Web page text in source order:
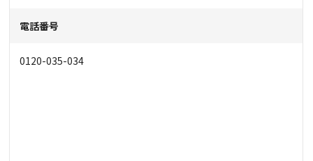
電話番号
0120-035-034